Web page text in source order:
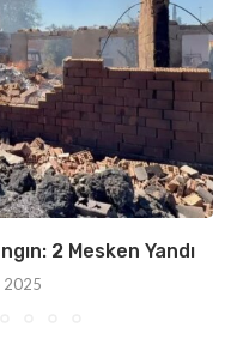
2 Mesken Yandı
2025